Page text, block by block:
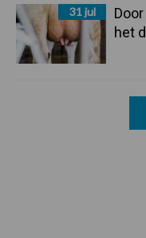
31 jul
het